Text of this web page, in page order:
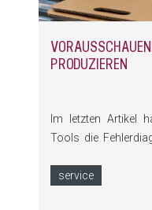
PRODUZIEREN
Im letzten Artikel
Tools die
Erfolgsfaktor:
service